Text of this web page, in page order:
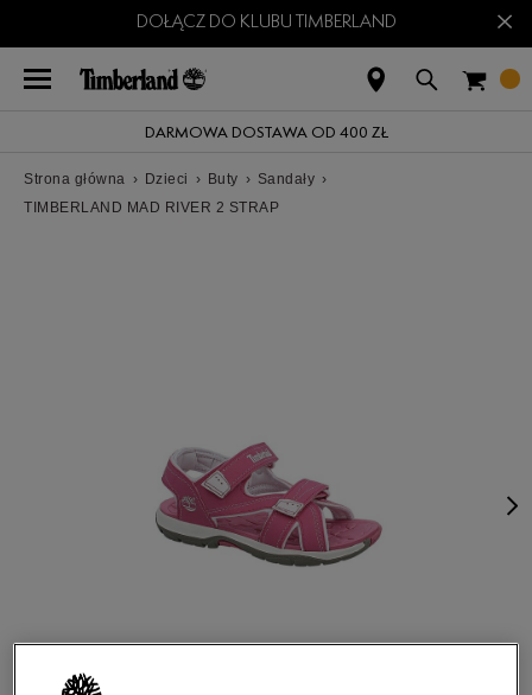
DOŁĄCZ DO KLUBU TIMBERLAND ×
DARMOWA DOSTAWA OD 400 ZŁ
Strona główna › Dzieci › Buty › Sandały ›
TIMBERLAND MAD RIVER 2 STRAP